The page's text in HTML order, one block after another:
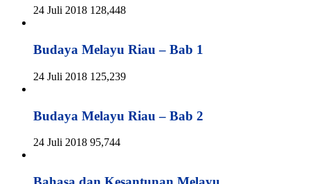
24 Juli 2018 128,448
Budaya Melayu Riau – Bab 1
24 Juli 2018 125,239
Budaya Melayu Riau – Bab 2
24 Juli 2018 95,744